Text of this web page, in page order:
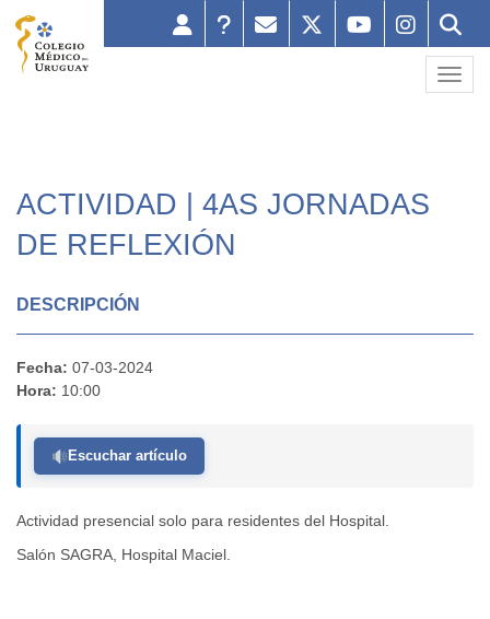
ACTIVIDAD | 4AS JORNADAS
DE REFLEXIÓN
DESCRIPCIÓN
Fecha: 07-03-2024
Hora: 10:00
Escuchar artículo
Actividad presencial solo para residentes del Hospital.
Salón SAGRA, Hospital Maciel.